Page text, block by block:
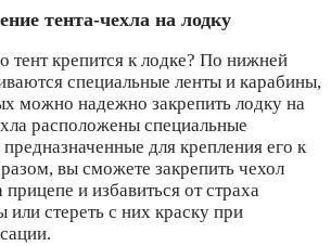
тента-чехла на лодку
тент крепится к лодке? По нижней
специальные ленты и карабины,
можно надежно закрепить лодку на
расположены специальные
для крепления его к
вы сможете закрепить чехол
и избавиться от страха
или стереть с них краску при